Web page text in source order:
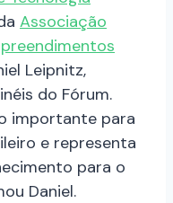
Associação
Leipnitz,
do Fórum.
importante para
e representa
para o
Daniel.